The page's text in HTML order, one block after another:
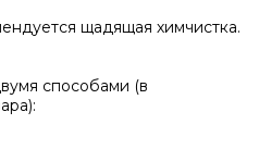
щадящая химчистка.
способами (в